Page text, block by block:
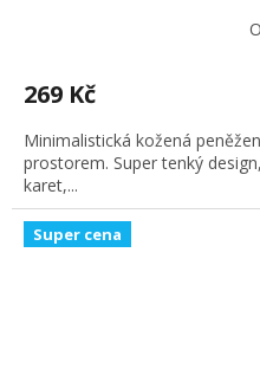
269 Kč
Minimalistická kožená
prostorem. Super tenký
karet,...
Super cena